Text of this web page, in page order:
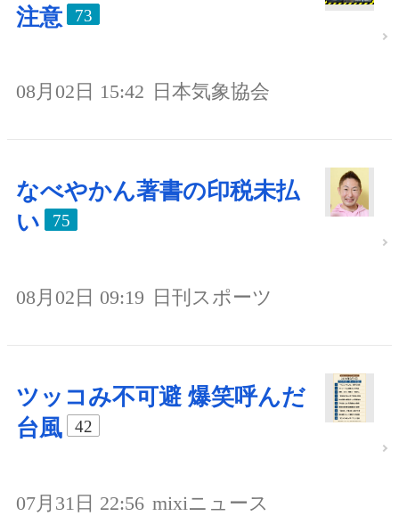
注意
73
08月02日 15:42 日本気象協会
なべやかん著書の印税未払
い
75
08月02日 09:19 日刊スポーツ
ツッコみ不可避 爆笑呼んだ
台風
42
07月31日 22:56 mixiニュース